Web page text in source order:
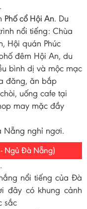
Phố cổ Hội An. Du
nổi tiếng: Chùa
Hội quán Phúc
đêm Hội An, du
bình dị và mộc mạc
đăng, ăn bắp
uống cafe tại
may mặc đầy
Nẵng nghỉ ngơi.
Ngủ Đà Nẵng)
nổi tiếng của Đà
đây có khung cảnh
sắc